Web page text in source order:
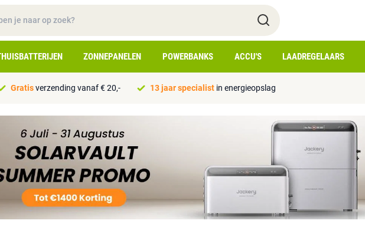
ZONNEPANELEN POWERBANKS ACCU'S LAADREGELAARS
Gratisverzending vanaf € 20,- 13 jaar specialist in energieopslag